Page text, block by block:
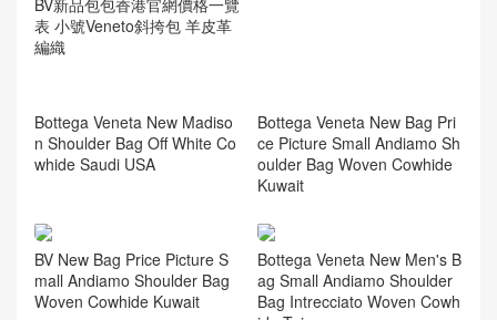
BV新品包包香港官網價格一覽
表 小號Veneto斜挎包 羊皮革
編織
Bottega Veneta New Madiso
Bottega Veneta New Bag Pri